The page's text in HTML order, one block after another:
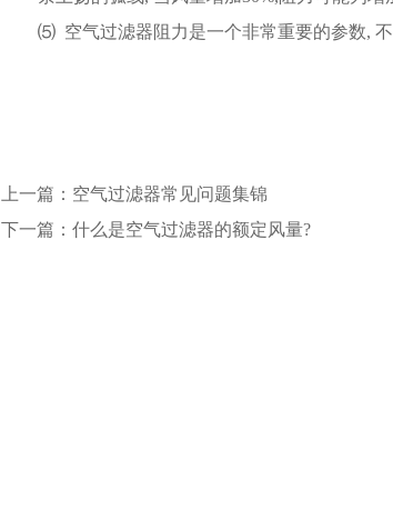
⑸ 空气过滤器阻力是一个非常重要的参数,
上一篇：空气过滤器常见问题集锦
下一篇：什么是空气过滤器的额定风量?